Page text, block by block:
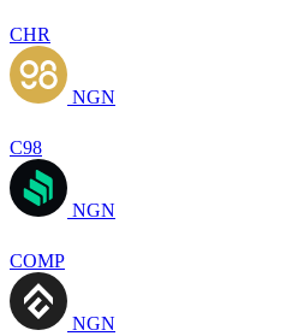
CHR
NGN
C98
NGN
COMP
NGN